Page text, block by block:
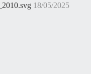
18/05/2025